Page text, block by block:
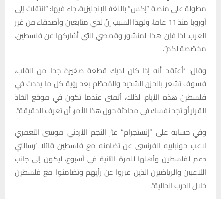
مطولة على منصة “إكس” باللغة الإنجليزية، جاء فيها: “انتقلت إلى
أوروبا منذ 11 عاما، ولهذا السبب إنّ لدي متابعين وأصدقاء من غير
العرب. لذا فإن هذا المنشور وقصصي التي أشاركها عن فلسطين،
مخصّصة لكم”.
وقال: “أعتقد أنه إذا كان لديك قطعة صغيرة جدا من القلب،
فسوف تشعر بالحزن الشديد والمُحطّم بعد رؤية كل ما يحدث في
فلسطين هذه الأيام. لذلك، أتمنى عندما تكون في موقع اتخاذ
القرار أو تجد نفسك في محادثة حول هذا الأمر، أن تعرف الحقيقة”.
وفي حسابه على “إنستجرام” عبّر النجم الأردني موسى التعمري
لاعب مونبلييه الفرنسي عن تضامنه مع فلسطين قائلا “رسالتي
دعم لفلسطين وأهلها للمرة الثانية في أسبوع، ليكون إلى جانب
اللاعبين والرياضيين الذين عبروا عن رأيهم وتضامنوا مع فلسطين
خلال الحرب الحالية”.